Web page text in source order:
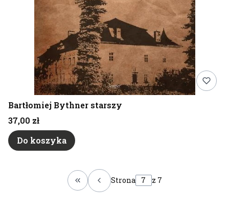
Bartłomiej Bythner starszy
Cena
37,00 zł
Do koszyka
Wróć do pierwszej strony z
Strona z 7